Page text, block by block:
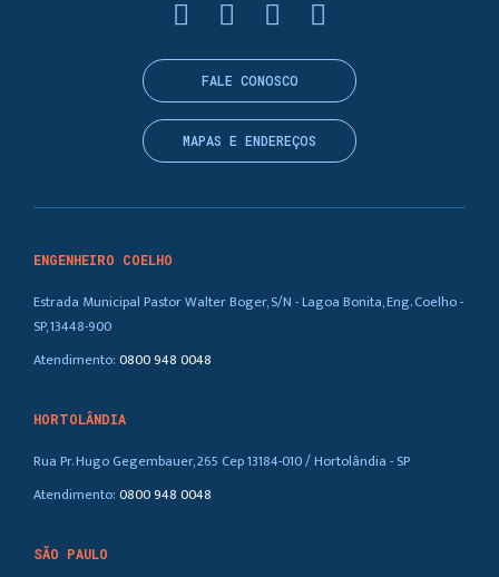
ENGENHEIRO COELHO
Estrada Municipal Pastor Walter Boger, S/N - Lagoa Bonita, Eng. Coelho -
SP, 13448-900
Atendimento:0800 948 0048
HORTOLÂNDIA
Rua Pr. Hugo Gegembauer, 265 Cep 13184-010 / Hortolândia - SP
Atendimento:0800 948 0048
SÃO PAULO
FALE CONOSCO
MAPAS E ENDEREÇOS